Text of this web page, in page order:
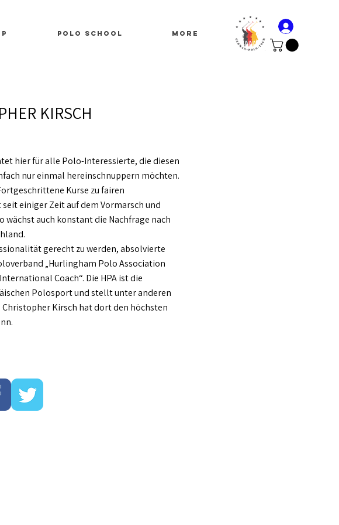
Polo School More
KIRSCH
hier für alle Polo-Interessierte, die diesen
nur einmal hereinschnuppern möchten.
Kurse zu fairen
einiger Zeit auf dem Vormarsch und
auch konstant die Nachfrage nach
gerecht zu werden, absolvierte
„Hurlingham Polo Association
Coach“. Die HPA ist die
Polosport und stellt unter anderen
Kirsch hat dort den höchsten